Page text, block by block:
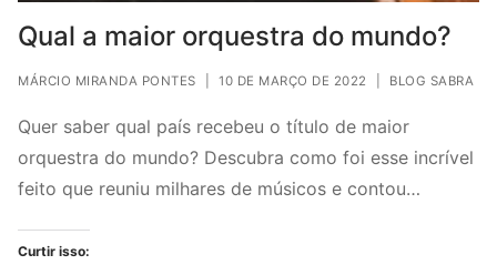
Qual a maior orquestra do mundo?
MÁRCIO MIRANDA PONTES 10 DE MARÇO DE 2022 BLOG SABRA
Quer saber qual país recebeu o título de maior
orquestra do mundo? Descubra como foi esse incrível
feito que reuniu milhares de músicos e contou…
Curtir isso: